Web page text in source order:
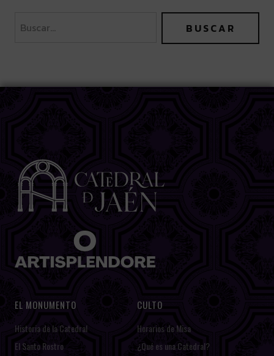
EL MONUMENTO
Historia de la Catedral
El Santo Rostro
CULTO
Horarios de Misa
¿Qué es una Catedral?